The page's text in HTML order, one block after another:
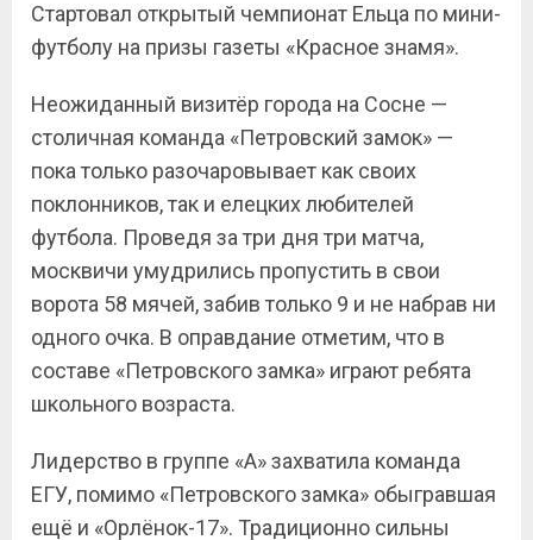
Стартовал открытый чемпионат Ельца по мини-
футболу на призы газеты «Красное знамя».
Неожиданный визитёр города на Сосне —
столичная команда «Петровский замок» —
пока только разочаровывает как своих
поклонников, так и елецких любителей
футбола. Проведя за три дня три матча,
москвичи умудрились пропустить в свои
ворота 58 мячей, забив только 9 и не набрав ни
одного очка. В оправдание отметим, что в
составе «Петровского замка» играют ребята
школьного возраста.
Лидерство в группе «А» захватила команда
ЕГУ, помимо «Петровского замка» обыгравшая
ещё и «Орлёнок-17». Традиционно сильны